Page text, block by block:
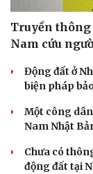
Văn hóa
Sân khấu - Điện
Văn học
Âm nhạc
Truyền thông
Nam cứu
Động đất ở
biện pháp
Một công
Nam Nhật
Chưa có
động đất tại